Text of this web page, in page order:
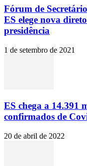
Fórum de
ES elege nova
presidência
1 de setembro de 2021
ES chega a 14.391
confirmados de
20 de abril de 2022